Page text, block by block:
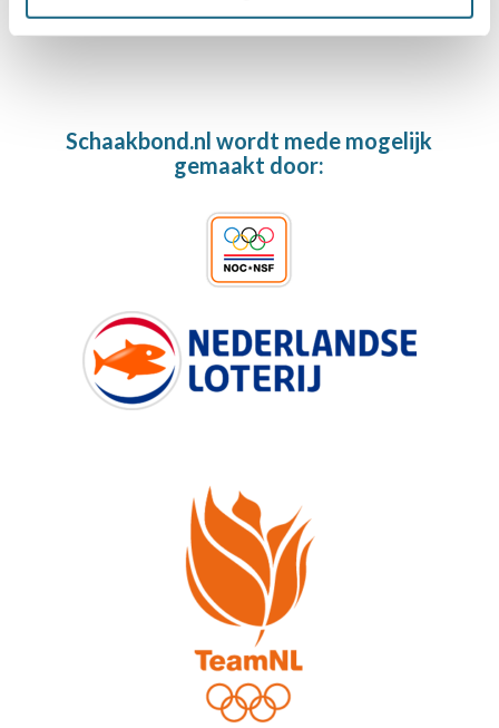
Schaakbond.nl wordt mede mogelijk
gemaakt door: